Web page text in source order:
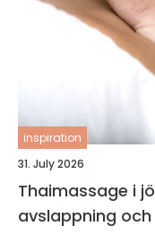
inspiration
31. July 2026
Thaimassage i
avslappning